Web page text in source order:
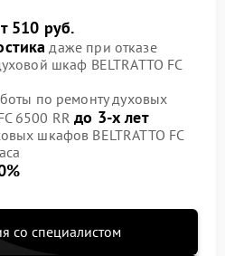
510 руб.
даже при отказе
шкаф BELTRATTO FC
по ремонту духовых
6500 RRдо 3-х лет
шкафов BELTRATTO FC
со специалистом